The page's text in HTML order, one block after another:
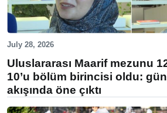
July 28, 2026
Uluslararası Maarif mezunu
10’u bölüm birincisi oldu:
akışında öne çıktı